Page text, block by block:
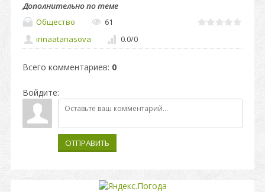
Дополнительно по теме
Общество
61
irinaatanasova
0.0/0
Всего комментариев: 0
Войдите:
ОТПРАВИТЬ